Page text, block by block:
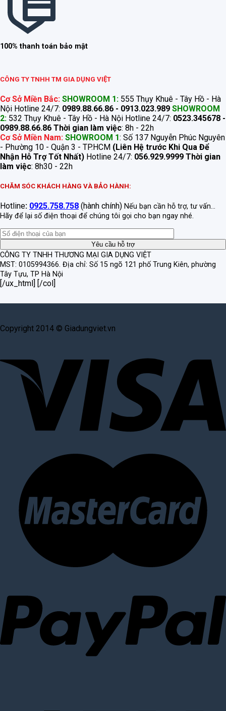
100% thanh toán bảo mật
CÔNG TY TNHH TM GIA DỤNG VIỆT
Cơ Sở Miền Bắc: SHOWROOM 1: 555 Thụy Khuê - Tây Hồ - Hà
Nội Hotline 24/7: 0989.88.66.86 - 0913.023.989 SHOWROOM
2: 532 Thụy Khuê - Tây Hồ - Hà Nội Hotline 24/7: 0523.345678 -
0989.88.66.86 Thời gian làm việc: 8h - 22h
Cơ Sở Miền Nam: SHOWROOM 1: Số 137 Nguyễn Phúc Nguyên
- Phường 10 - Quận 3 - TP.HCM (Liên Hệ trước Khi Qua Để
Nhận Hỗ Trợ Tốt Nhất) Hotline 24/7: 056.929.9999 Thời gian
làm việc: 8h30 - 22h
CHĂM SÓC KHÁCH HÀNG VÀ BẢO HÀNH:
Hotline: 0925.758.758 (hành chính) Nếu bạn cần hỗ trợ, tư vấn...
Hãy để lại số điện thoại để chúng tôi gọi cho bạn ngay nhé.
CÔNG TY TNHH THƯƠNG MẠI GIA DỤNG VIỆT
MST: 0105994366. Địa chỉ: Số 15 ngõ 121 phố Trung Kiên, phường
Tây Tựu, TP Hà Nội
[/ux_html] [/col]
Copyright 2014 © Giadungviet.vn